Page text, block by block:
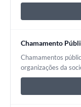
Chamamento
Chamamentos
organizações da